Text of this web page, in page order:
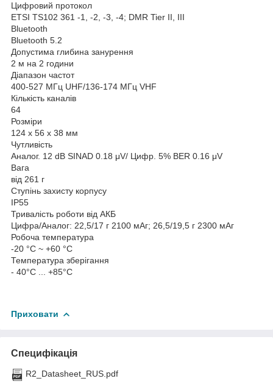
Цифровий протокол
ETSI TS102 361 -1, -2, -3, -4; DMR Tier II, III
Bluetooth
Bluetooth 5.2
Допустима глибина занурення
2 м на 2 години
Діапазон частот
400-527 МГц UHF/136-174 МГц VHF
Кількість каналів
64
Розміри
124 x 56 x 38 мм
Чутливість
Аналог. 12 dB SINAD 0.18 μV/ Цифр. 5% BER 0.16 μV
Вага
від 261 г
Cтупінь захисту корпусу
IP55
Тривалість роботи від АКБ
Цифра/Аналог: 22,5/17 г 2100 мАг; 26,5/19,5 г 2300 мАг
Робоча температура
-20 °C ~ +60 °C
Температура зберігання
- 40°C ... +85°C
Приховати
Специфікація
R2_Datasheet_RUS.pdf